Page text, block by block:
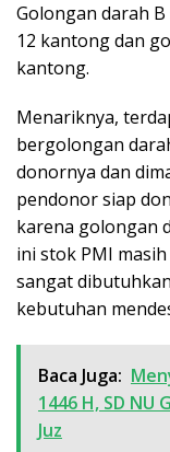
Golongan darah
12 kantong dan
kantong.
Menariknya,
bergolongan
donornya dan
pendonor siap
karena golongan
ini stok PMI
sangat
kebutuhan
Baca Juga:
1446 H, SD NU
Juz